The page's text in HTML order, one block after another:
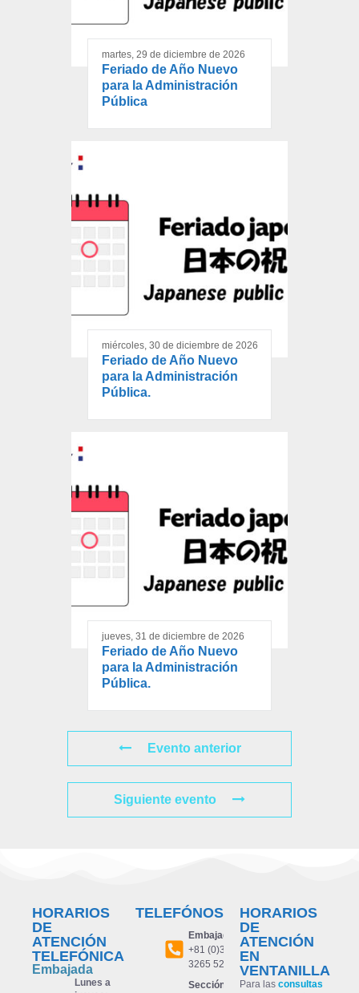
martes, 29 de diciembre de 2026
Feriado de Año Nuevo
para la Administración
Pública
miércoles, 30 de diciembre de 2026
Feriado de Año Nuevo
para la Administración
Pública.
jueves, 31 de diciembre de 2026
Feriado de Año Nuevo
para la Administración
Pública.
Evento anterior
Siguiente evento
HORARIOS
DE
ATENCIÓN
TELEFÓNICA
Embajada
Lunes a
TELEFÓNOS
Embajada:
+81 (0)3
3265 527
Sección
HORARIOS
DE
ATENCIÓN
EN
VENTANILLA
Para las consultas